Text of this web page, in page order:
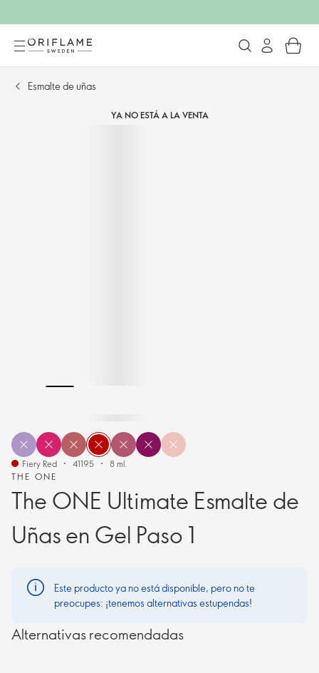
Esmalte de uñas
YA NO ESTÁ A LA VENTA
THE ONE
The ONE Ultimate Esmalte de
Uñas en Gel Paso 1
Fiery Red 41195 8 ml.
Este producto ya no está disponible, pero no te
preocupes: ¡tenemos alternativas estupendas!
Alternativas recomendadas